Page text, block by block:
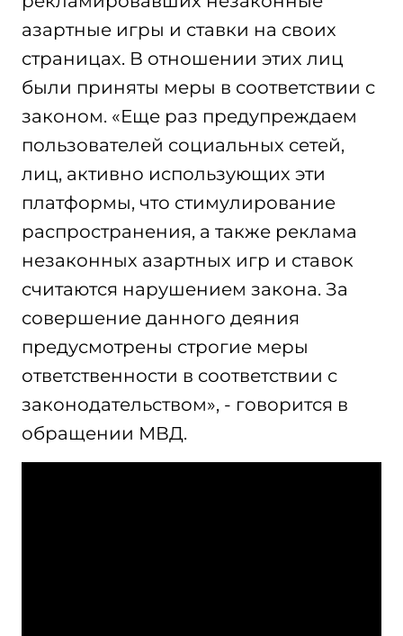
азартные игры и ставки на своих
страницах. В отношении этих лиц
были приняты меры в соответствии с
законом. «Еще раз предупреждаем
пользователей социальных сетей,
лиц, активно использующих эти
платформы, что стимулирование
распространения, а также реклама
незаконных азартных игр и ставок
считаются нарушением закона. За
совершение данного деяния
предусмотрены строгие меры
ответственности в соответствии с
законодательством», - говорится в
обращении МВД.